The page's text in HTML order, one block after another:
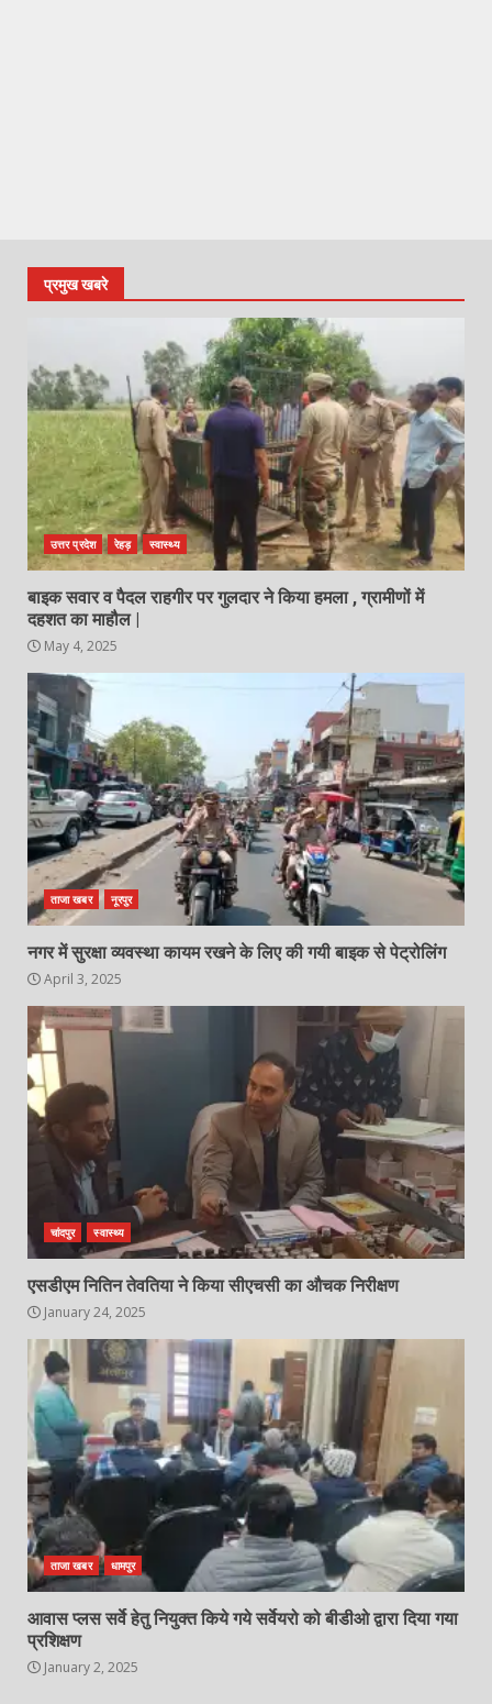
प्रमुख खबरे
उत्तर प्रदेश रेहड़ स्वास्थ्य
बाइक सवार व पैदल राहगीर पर गुलदार ने किया हमला , ग्रामीणों में
दहशत का माहौल |
May 4, 2025
ताजा खबर नूरपुर
नगर में सुरक्षा व्यवस्था कायम रखने के लिए की गयी बाइक से पेट्रोलिंग
April 3, 2025
चांदपुर स्वास्थ्य
एसडीएम नितिन तेवतिया ने किया सीएचसी का औचक निरीक्षण
January 24, 2025
ताजा खबर धामपुर
आवास प्लस सर्वे हेतु नियुक्त किये गये सर्वेयरो को बीडीओ द्वारा दिया गया
प्रशिक्षण
January 2, 2025